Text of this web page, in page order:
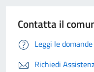
Contatta il
Leggi le
Richiedi